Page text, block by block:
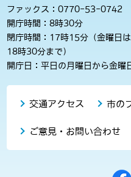
ファックス：0770-53-0742
開庁時間：8時30分
閉庁時間：17時15分（金曜日
18時30分まで）
開庁日：平日の月曜日から金曜
交通アクセス 市の
ご意見・お問い合わせ